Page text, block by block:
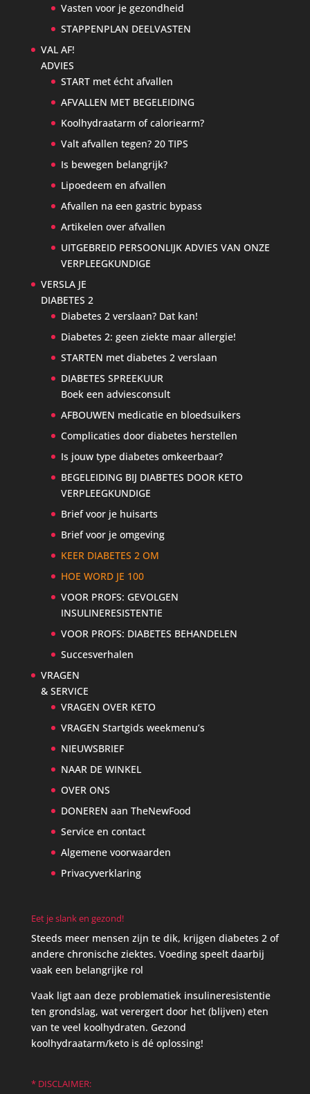
Vasten voor je gezondheid
STAPPENPLAN DEELVASTEN
VAL AF!
ADVIES
START met écht afvallen
AFVALLEN MET BEGELEIDING
Koolhydraatarm of caloriearm?
Valt afvallen tegen? 20 TIPS
Is bewegen belangrijk?
Lipoedeem en afvallen
Afvallen na een gastric bypass
Artikelen over afvallen
UITGEBREID PERSOONLIJK ADVIES VAN ONZE
VERPLEEGKUNDIGE
VERSLA JE
DIABETES 2
Diabetes 2 verslaan? Dat kan!
Diabetes 2: geen ziekte maar allergie!
STARTEN met diabetes 2 verslaan
DIABETES SPREEKUUR
Boek een adviesconsult
AFBOUWEN medicatie en bloedsuikers
Complicaties door diabetes herstellen
Is jouw type diabetes omkeerbaar?
BEGELEIDING BIJ DIABETES DOOR KETO
VERPLEEGKUNDIGE
Brief voor je huisarts
Brief voor je omgeving
KEER DIABETES 2 OM
HOE WORD JE 100
VOOR PROFS: GEVOLGEN
INSULINERESISTENTIE
VOOR PROFS: DIABETES BEHANDELEN
Succesverhalen
VRAGEN
& SERVICE
VRAGEN OVER KETO
VRAGEN Startgids weekmenu’s
NIEUWSBRIEF
NAAR DE WINKEL
OVER ONS
DONEREN aan TheNewFood
Service en contact
Algemene voorwaarden
Privacyverklaring
Eet je slank en gezond!
Steeds meer mensen zijn te dik, krijgen diabetes 2 of
andere chronische ziektes. Voeding speelt daarbij
vaak een belangrijke rol
Vaak ligt aan deze problematiek insulineresistentie
ten grondslag, wat verergert door het (blijven) eten
van te veel koolhydraten. Gezond
koolhydraatarm/keto is dé oplossing!
* DISCLAIMER: